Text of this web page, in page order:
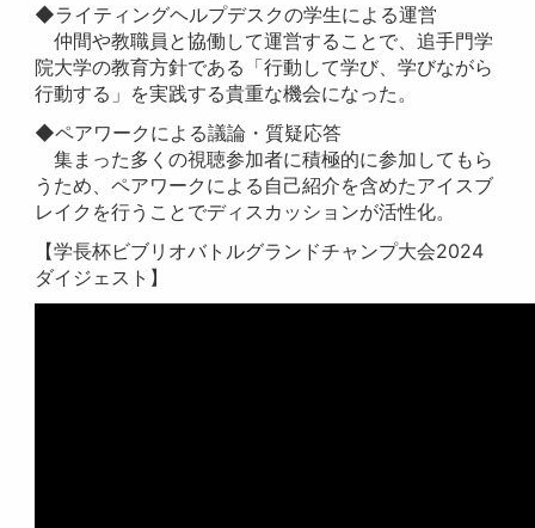
◆ライティングヘルプデスクの学生による運営
仲間や教職員と協働して運営することで、追手門学
院大学の教育方針である「行動して学び、学びながら
行動する」を実践する貴重な機会になった。
◆ペアワークによる議論・質疑応答
集まった多くの視聴参加者に積極的に参加してもら
うため、ペアワークによる自己紹介を含めたアイスブ
レイクを行うことでディスカッションが活性化。
【学長杯ビブリオバトルグランドチャンプ大会2024
ダイジェスト】